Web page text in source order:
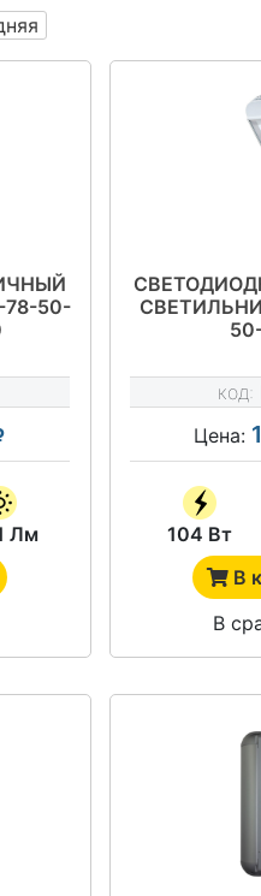
50-
Лм
код:
Цена:
104 Вт
В
В